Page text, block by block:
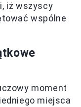
iż wszyscy
wspólne
moment
miejsca